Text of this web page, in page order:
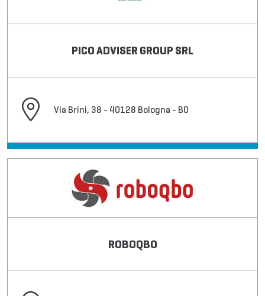
PICO ADVISER GROUP SRL
Via Brini, 38 - 40128 Bologna - BO
ROBOQBO